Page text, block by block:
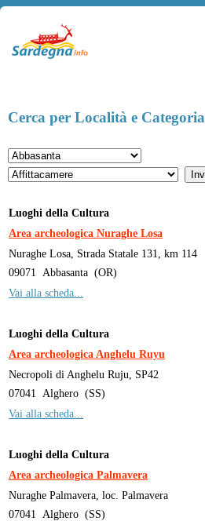
Cerca per Località e Categoria
Luoghi della Cultura
Area archeologica Nuraghe Losa
Nuraghe Losa, Strada Statale 131, km 114
09071
Abbasanta (OR)
Vai alla scheda...
Luoghi della Cultura
Area archeologica Anghelu Ruyu
Necropoli di Anghelu Ruju, SP42
07041
Alghero (SS)
Vai alla scheda...
Luoghi della Cultura
Area archeologica Palmavera
Nuraghe Palmavera, loc. Palmavera
07041
Alghero (SS)